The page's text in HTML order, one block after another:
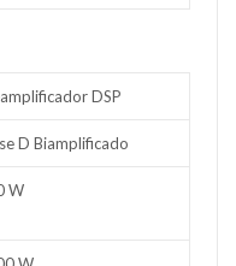
DSP
D Biamplificado
W